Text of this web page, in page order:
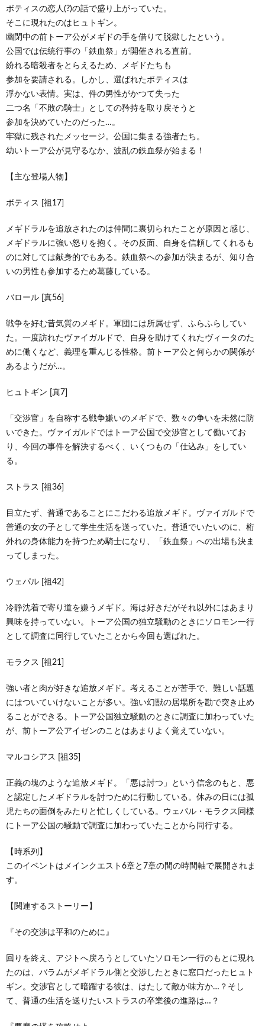
ボティスの恋人(?)の話で盛り上がっていた。
そこに現れたのはヒュトギン。
幽閉中の前トーア公がメギドの手を借りて脱獄したという。
公国では伝統行事の「鉄血祭」が開催される直前。
紛れる暗殺者をとらえるため、メギドたちも
参加を要請される。しかし、選ばれたボティスは
浮かない表情。実は、件の男性がかつて失った
二つ名「不敗の騎士」としての矜持を取り戻そうと
参加を決めていたのだった…。
牢獄に残されたメッセージ。公国に集まる強者たち。
幼いトーア公が見守るなか、波乱の鉄血祭が始まる！
【主な登場人物】
ボティス [祖17]
メギドラルを追放されたのは仲間に裏切られたことが原因と感じ、
メギドラルに強い怒りを抱く。その反面、自身を信頼してくれるも
のに対しては献身的でもある。鉄血祭への参加が決まるが、知り合
いの男性も参加するため葛藤している。
バロール [真56]
戦争を好む昔気質のメギド。軍団には所属せず、ふらふらしてい
た。一度訪れたヴァイガルドで、自身を助けてくれたヴィータのた
めに働くなど、義理を重んじる性格。前トーア公と何らかの関係が
あるようだが…。
ヒュトギン [真7]
「交渉官」を自称する戦争嫌いのメギドで、数々の争いを未然に防
いできた。ヴァイガルドではトーア公国で交渉官として働いてお
り、今回の事件を解決するべく、いくつもの「仕込み」をしてい
る。
ストラス [祖36]
目立たず、普通であることにこだわる追放メギド。ヴァイガルドで
普通の女の子として学生生活を送っていた。普通でいたいのに、桁
外れの身体能力を持つため騎士になり、「鉄血祭」への出場も決ま
ってしまった。
ウェパル [祖42]
冷静沈着で寄り道を嫌うメギド。海は好きだがそれ以外にはあまり
興味を持っていない。トーア公国の独立騒動のときにソロモン一行
として調査に同行していたことから今回も選ばれた。
モラクス [祖21]
強い者と肉が好きな追放メギド。考えることが苦手で、難しい話題
にはついていけないことが多い。強い幻獣の居場所を勘で突き止め
ることができる。トーア公国独立騒動のときに調査に加わっていた
が、前トーア公アイゼンのことはあまりよく覚えていない。
マルコシアス [祖35]
正義の塊のような追放メギド。「悪は討つ」という信念のもと、悪
と認定したメギドラルを討つために行動している。休みの日には孤
児たちの面倒をみたりと忙しくしている。ウェパル・モラクス同様
にトーア公国の騒動で調査に加わっていたことから同行する。
【時系列】
このイベントはメインクエスト6章と7章の間の時間軸で展開されま
す。
【関連するストーリー】
『その交渉は平和のために』
回りを終え、アジトへ戻ろうとしていたソロモン一行のもとに現れ
たのは、バラムがメギドラル側と交渉したときに窓口だったヒュト
ギン。交渉官として暗躍する彼は、はたして敵か味方か…？そし
て、普通の生活を送りたいストラスの卒業後の進路は…？